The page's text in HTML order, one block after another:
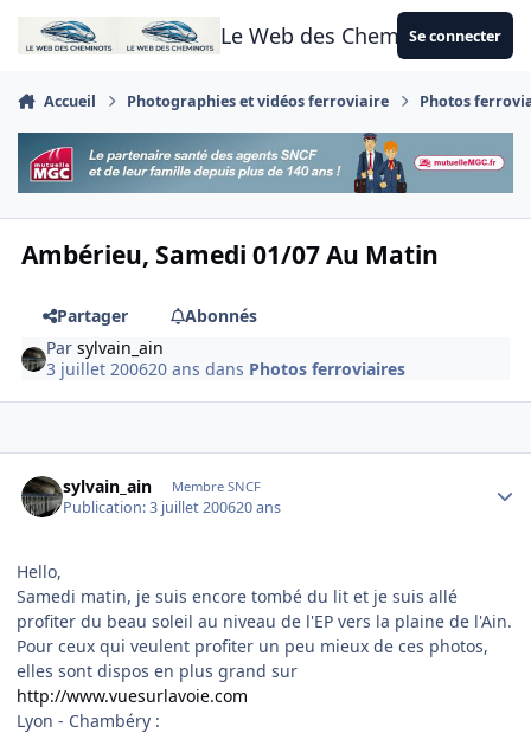
Aller au contenu
Le Web des CheminotsSe connecter
Accueil Photographies et vidéos ferroviaire Photos
Ambérieu, Samedi 01/07 Au Matin
Partager
Abonnés
Parsylvain_ain
3 juillet 200620 ans dans Photos ferroviaires
sylvain_ain Membre SNCF
Publication:3 juillet 200620 ans
Hello,
Samedi matin, je suis encore tombé du lit et je suis allé
profiter du beau soleil au niveau de l'EP vers la plaine de l'Ain.
Pour ceux qui veulent profiter un peu mieux de ces photos,
elles sont dispos en plus grand sur
http://www.vuesurlavoie.com
Lyon - Chambéry :